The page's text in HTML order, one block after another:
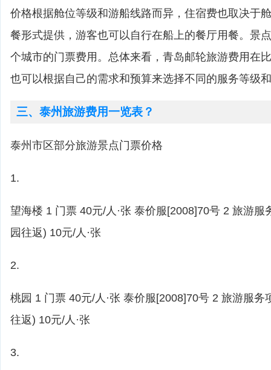
价格根据舱位等级和游船线路而异，住宿费也取决于
餐形式提供，游客也可以自行在船上的餐厅用餐。景
个城市的门票费用。总体来看，青岛邮轮旅游费用在
也可以根据自己的需求和预算来选择不同的服务等级
三、泰州旅游费用一览表？
泰州市区部分旅游景点门票价格
1.
望海楼 1 门票 40元/人·张 泰价服[2008]70号 2 旅游服
园往返) 10元/人·张
2.
桃园 1 门票 40元/人·张 泰价服[2008]70号 2 旅游服务
往返) 10元/人·张
3.